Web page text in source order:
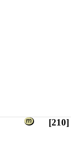
[210]